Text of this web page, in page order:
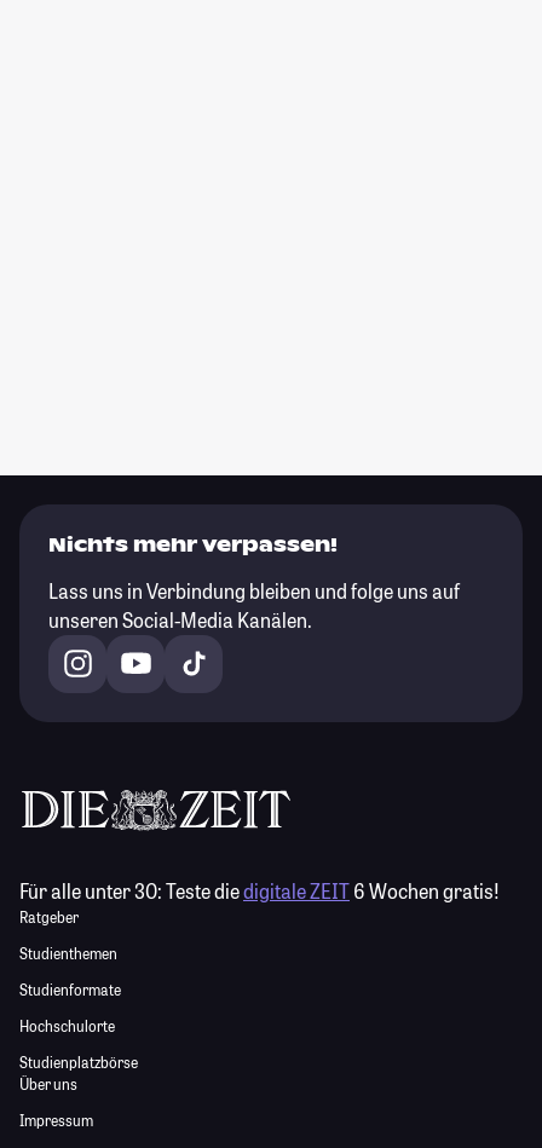
Nichts mehr verpassen!
Lass uns in Verbindung bleiben und folge uns auf
unseren Social-Media Kanälen.
Für alle unter 30:Teste diedigitale ZEIT6 Wochen gratis!
Ratgeber
Studienthemen
Studienformate
Hochschulorte
Studienplatzbörse
Über uns
Impressum